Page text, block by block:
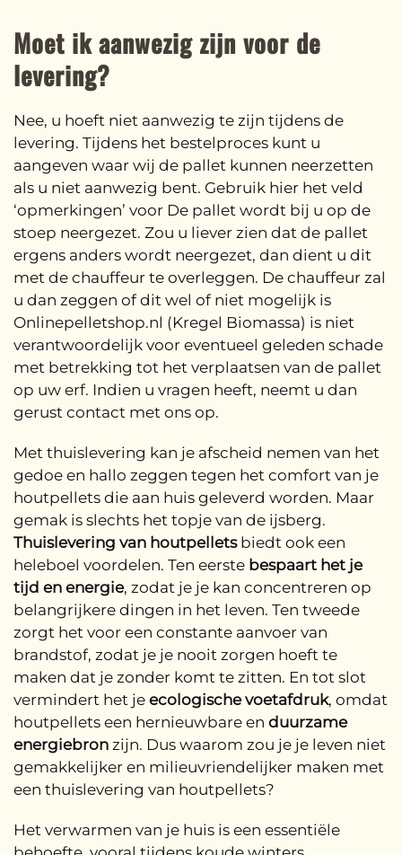
Moet ik aanwezig zijn voor de
levering?
Nee, u hoeft niet aanwezig te zijn tijdens de
levering. Tijdens het bestelproces kunt u
aangeven waar wij de pallet kunnen neerzetten
als u niet aanwezig bent. Gebruik hier het veld
‘opmerkingen’ voor De pallet wordt bij u op de
stoep neergezet. Zou u liever zien dat de pallet
ergens anders wordt neergezet, dan dient u dit
met de chauffeur te overleggen. De chauffeur zal
u dan zeggen of dit wel of niet mogelijk is
Onlinepelletshop.nl (Kregel Biomassa) is niet
verantwoordelijk voor eventueel geleden schade
met betrekking tot het verplaatsen van de pallet
op uw erf. Indien u vragen heeft, neemt u dan
gerust contact met ons op.
Met thuislevering kan je afscheid nemen van het
gedoe en hallo zeggen tegen het comfort van je
houtpellets die aan huis geleverd worden. Maar
gemak is slechts het topje van de ijsberg.
Thuislevering van houtpelletsbiedt ook een
heleboel voordelen. Ten eerste bespaart het je
tijd en energie, zodat je je kan concentreren op
belangrijkere dingen in het leven. Ten tweede
zorgt het voor een constante aanvoer van
brandstof, zodat je je nooit zorgen hoeft te
maken dat je zonder komt te zitten. En tot slot
vermindert het je ecologische voetafdruk, omdat
houtpellets een hernieuwbare en duurzame
energiebron zijn. Dus waarom zou je je leven niet
gemakkelijker en milieuvriendelijker maken met
een thuislevering van houtpellets?
Het verwarmen van je huis is een essentiële